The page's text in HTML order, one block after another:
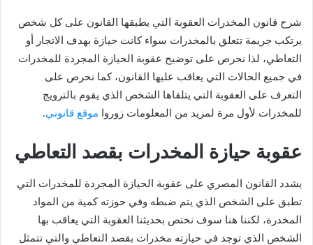
ن
شرح قانون المخدرات العقوبة التي يطبقها القانون على كل شخص
يرتكب جريمة تتعلق بالمخدرات سواء كانت حيازة بهدف الاتجار أو
التعاطي، لذا نحرص على توضيح عقوبة الحيازة المجردة للمخدرات
في جميع الحالات التي يعاقب عليها القانون، كما نحرص على
التعرف على العقوبة التي يتلقاها الشخص الذي يقوم بالترويج
للمخدرات لأول مرة لمزيد من المعلومات زوروا موقع قانوني.
عقوبة حيازة المخدرات بقصد التعاطي
يشدد القانون المصري على عقوبة الحيازة المجردة للمخدرات التي
تطبق على الشخص الذي يتم ضبطه وفي حوزته كمية من المواد
المخدرة، لكننا هنا سوف نختص بحديثنا العقوبة التي يعاقب بها
الشخص الذي توجد في حيازته مخدرات بقصد التعاطي والتي تتمثل